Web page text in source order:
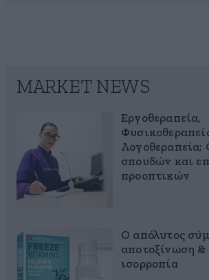
MARKET NEWS
Εργοθεραπεία,
Λογοθεραπεία;
σπουδών και
προοπτικών
Ο απόλυτος
αποτοξίνωση
ισορροπία